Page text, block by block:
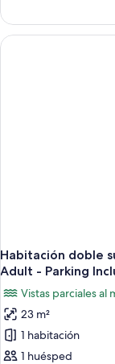
triple
superior,
terraza,
Habitación doble
Adult - Parking
Vistas parciales al
23 m²
1 habitación
1 huésped